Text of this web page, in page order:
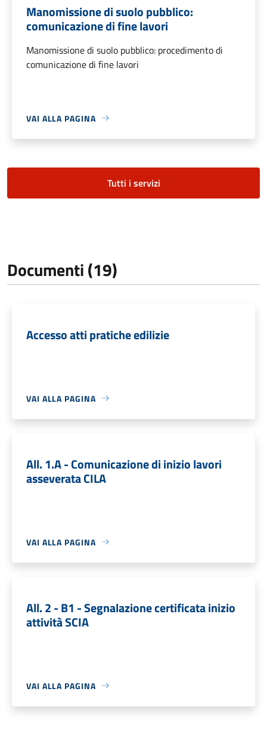
Manomissione di suolo pubblico:
comunicazione di fine lavori
Manomissione di suolo pubblico: procedimento di
comunicazione di fine lavori
VAI ALLA PAGINA
Tutti i servizi
Documenti (19)
Accesso atti pratiche edilizie
VAI ALLA PAGINA
All. 1.A - Comunicazione di inizio lavori
asseverata CILA
VAI ALLA PAGINA
All. 2 - B1 - Segnalazione certificata inizio
attività SCIA
VAI ALLA PAGINA